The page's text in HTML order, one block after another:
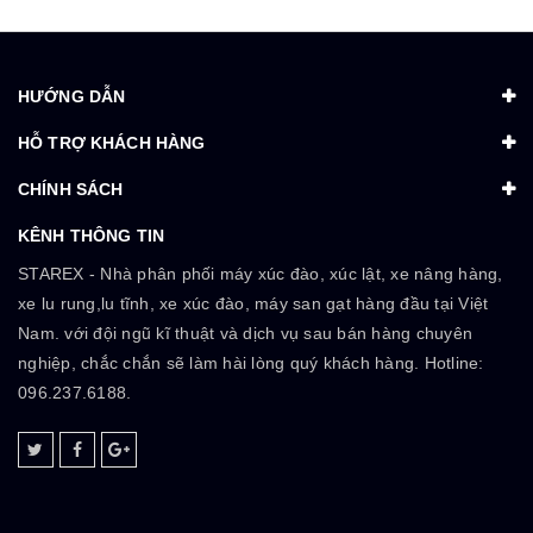
HƯỚNG DẪN
HỖ TRỢ KHÁCH HÀNG
CHÍNH SÁCH
KÊNH THÔNG TIN
STAREX - Nhà phân phối máy xúc đào, xúc lật, xe nâng hàng,
xe lu rung,lu tĩnh, xe xúc đào, máy san gạt hàng đầu tại Việt
Nam. với đội ngũ kĩ thuật và dịch vụ sau bán hàng chuyên
nghiệp, chắc chắn sẽ làm hài lòng quý khách hàng. Hotline:
096.237.6188.